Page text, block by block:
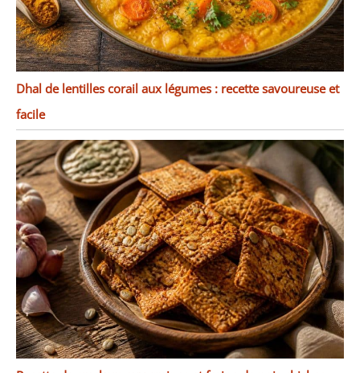
Dhal de lentilles corail aux légumes : recette savoureuse et
facile